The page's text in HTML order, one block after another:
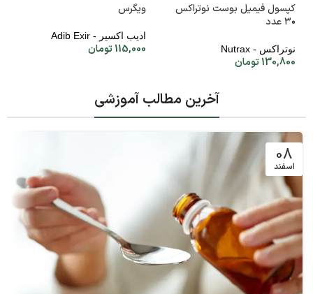
کپسول فیمیل بوست نوتراکس
۳۰ عدد
نوتراکس - Nutrax
130,800تومان
ویگرس
ادیب اکسیر - Adib Exir
115,000تومان
آخرین مطالب آموزشی
08
اسفند